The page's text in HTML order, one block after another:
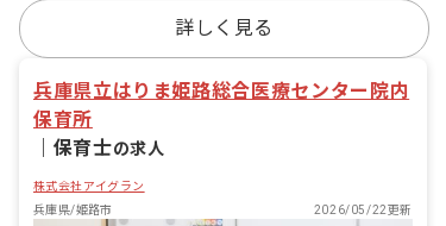
詳しく見る
兵庫県立はりま姫路総合医療センター院内
保育所
保育士の求人
株式会社アイグラン
兵庫県/姫路市
2026/05/22更新